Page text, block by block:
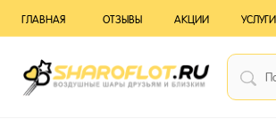
ГЛАВНАЯ ОТЗЫВЫ АКЦИИ УСЛУГИ